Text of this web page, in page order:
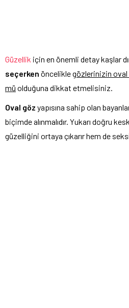
Güzellik için en önemli detay kaşlar
seçerken öncelikle gözlerinizin oval
mü olduğuna dikkat etmelisiniz.
Oval göz yapısına sahip olan
biçimde alınmalıdır. Yukarı doğru
güzelliğini ortaya çıkarır hem de